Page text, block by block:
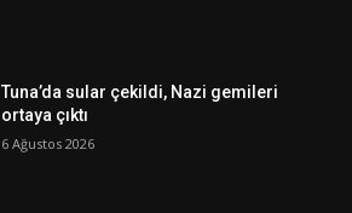
Tuna’da sular çekildi, Nazi gemileri
ortaya çıktı
6 Ağustos 2026